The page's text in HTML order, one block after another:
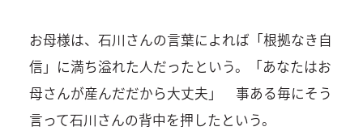
お母様は、石川さんの言葉によれば「根拠なき自
信」に満ち溢れた人だったという。「あなたはお
母さんが産んだだから大丈夫」 事ある毎にそう
言って石川さんの背中を押したという。